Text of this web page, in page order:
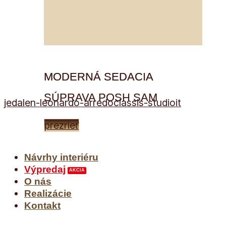
MODERNÁ SEDACIA
SÚPRAVA POSH SAM
prezrieť
Návrhy interiéru
Výpredaj
O nás
Realizácie
Kontakt
jedalen-leonardo-arredoclassis-studioit